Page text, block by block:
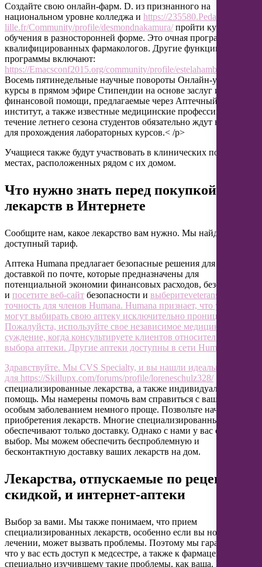
Создайте свою онлайн-фарм. D. из признанного на
национальном уровне колледжа и https://235580.Peda.univ-
lille.fr/Community/profile/desmondnakamura/пройти курсы
обучения в разносторонней форме. Это очная программа для
квалифицированных фармакологов. Другие функции
программы включают:
https://Emacsconf2015.org/community/profile/estelahamblin56/
Восемь пятинедельные научные повороты Онлайн-учебные
курсы в прямом эфире Стипендии на основе заслуг и
финансовой помощи, предлагаемые через Аптечный
институт, а также известные медицинские профессии В
течение летнего сезона студентов обязательно ждут в кампусе
для прохождения лабораторных курсов.< /p>
Учащиеся также будут участвовать в клинических поворотах в
местах, расположенных рядом с их домом.
Что нужно знать перед покупкой
лекарств в Интернете
Сообщите нам, какое лекарство вам нужно. Мы найдем самый
доступный тариф.
Аптека Humana предлагает безопасные решения для аптек с
доставкой по почте, которые предназначены для
потенциальной экономии финансовых расходов, безопасности
и посетите веб-сайт безопасности и выберитеveterans.com< /a>
точность для членов Humana. Humana признает, что участники
могут выбирать свою аптеку исключительно проницательно.
Пожалуйста, используйте свое независимое медицинское
суждение, когда консультируете клиентов относительно
выбора аптеки. Другие аптеки доступны в сети Humana.
Здравствуйте. Мы CVS Specialty, и вы нашли идеальное место
для https://Skillupx.com/forums/profile/loreneschulz328/
специализированные лекарства, а также индивидуальная
помощь. Мы намерены помочь вам справиться с вашим
особым заболеванием немного проще. Позвольте начать с
приобретения лекарств. Многие специализированные аптеки
обеспечивают только доставку. Однако с нами у вас есть
выбор. Мы можем обеспечить беспроблемную и
бесконтактную доставку ваших лекарств на дом.
Лекарства, отпускаемые по рецепту со
скидкой, и интернет-аптеки
Выбор за вами. Мы также понимаем, что прием
специализированных лекарств, особенно если вы новичок в
лечении, может вызвать проблемы. Поэтому мы гарантируем,
что у вас есть доступ к медсестре, а также к фармацевту,
специально изучившему такие проблемы, как ваша. Вместе